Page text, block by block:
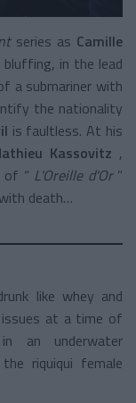
series as Camille
bluffing, in the lead
a submariner with
the nationality
is faultless. At his
Kassovitz ,
“ L'Oreille d'Or ”
death…
like whey and
issues at a time of
an underwater
riquiqui female